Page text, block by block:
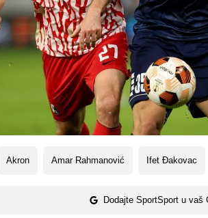
Akron Amar Rahmanović Ifet Đakovac
Dodajte SportSport u vaš